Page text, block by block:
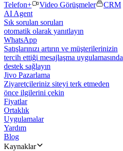
Telefon+
Video Görüşmeler
CRM
AI Agent
Sık sorulan soruları
otomatik olarak yanıtlayın
WhatsApp
Satışlarınızı artırın ve müşterilerinizin
tercih ettiği mesajlaşma uygulamasında
destek sağlayın
Jivo Pazarlama
Ziyaretçileriniz siteyi terk etmeden
önce ilgilerini çekin
Fiyatlar
Ortaklık
Uygulamalar
Yardım
Blog
Kaynaklar